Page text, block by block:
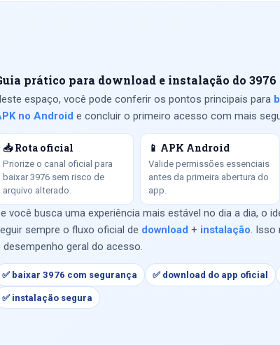
prático para download e instalação do 3976
espaço, você pode conferir os pontos principais para
no Android e concluir o primeiro acesso com mais
📥 Rota oficial
Priorize o canal oficial para
baixar 3976 sem risco de
arquivo alterado.
📱 APK Android
Valide permissões essenciais
antes da primeira abertura do
app.
você busca uma experiência mais estável no dia a dia, o
sempre o fluxo oficial de download + instalação. Isso
desempenho geral do acesso.
✅ baixar 3976 com segurança ✅ download do app oficial
✅ instalação segura